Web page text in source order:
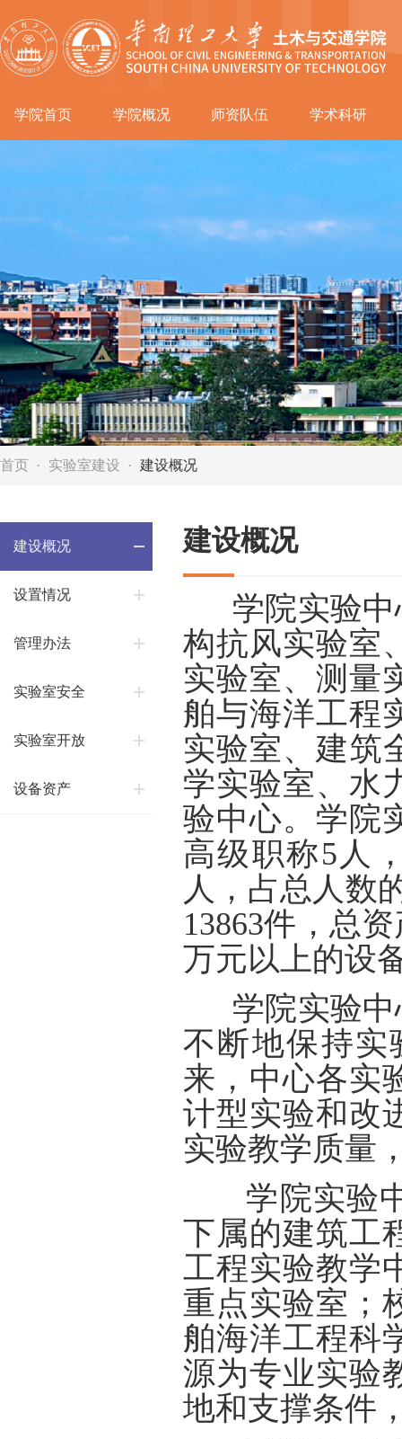
学院首页 学院概况 师资队伍 学术科研
首页 实验室建设 建设概况
建设概况
设置情况
管理办法
实验室安全
实验室开放
设备资产
建设概况
学院实验
构抗风实验室
实验室、测量
舶与海洋工程
实验室、建筑
学实验室、水
验中心。学院
高级职称5人
人，占总人数
13863件，总
万元以上的设
学院实验中
不断地保持实
来，中心各实
计型实验和改
实验教学质量
学院实验中
下属的建筑工
工程实验教学
重点实验室；
舶海洋工程科
源为专业实验
地和支撑条件